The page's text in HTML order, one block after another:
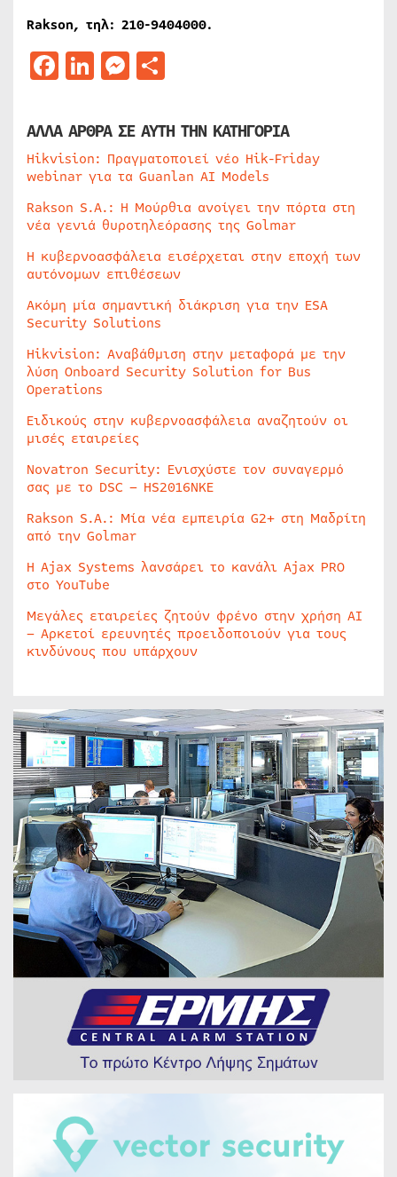
Rakson, τηλ: 210-9404000.
Facebook
LinkedIn
Messenger
ΑΛΛΑ ΑΡΘΡΑ ΣΕ ΑΥΤΗ ΤΗΝ ΚΑΤΗΓΟΡΙΑ
Hikvision: Πραγματοποιεί νέο Hik-Friday
webinar για τα Guanlan AI Models
Rakson S.A.: Η Μούρθια ανοίγει την πόρτα στη
νέα γενιά θυροτηλεόρασης της Golmar
Η κυβερνοασφάλεια εισέρχεται στην εποχή των
αυτόνομων επιθέσεων
Ακόμη μία σημαντική διάκριση για την ESA
Security Solutions
Hikvision: Αναβάθμιση στην μεταφορά με την
λύση Onboard Security Solution for Bus
Operations
Ειδικούς στην κυβερνοασφάλεια αναζητούν οι
μισές εταιρείες
Novatron Security: Ενισχύστε τον συναγερμό
σας με το DSC – HS2016NKE
Rakson S.A.: Μία νέα εμπειρία G2+ στη Μαδρίτη
από την Golmar
Η Ajax Systems λανσάρει το κανάλι Ajax PRO
στο YouTube
Μεγάλες εταιρείες ζητούν φρένο στην χρήση AI
– Αρκετοί ερευνητές προειδοποιούν για τους
κινδύνους που υπάρχουν